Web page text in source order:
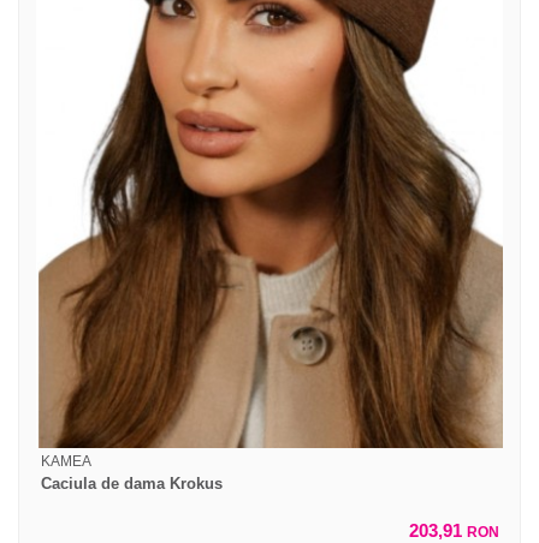
KAMEA
Caciula de dama Krokus
203,91 RON